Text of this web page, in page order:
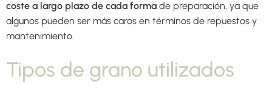
coste a largo plazo de cada forma de preparación, ya que
algunos pueden ser más caros en términos de repuestos y
mantenimiento.
Tipos de grano utilizados